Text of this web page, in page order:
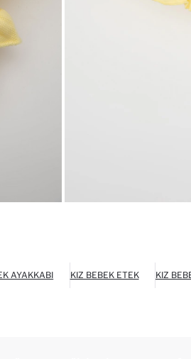
AYAKKABI KIZ BEBEK ETEK KIZ